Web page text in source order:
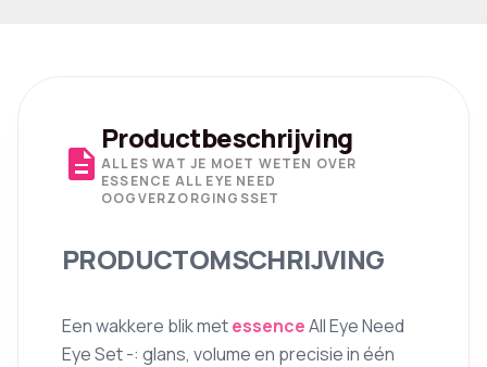
description
Productbeschrijving
ALLES WAT JE MOET WETEN OVER
ESSENCE ALL EYE NEED
OOGVERZORGINGSSET
PRODUCTOMSCHRIJVING
Een wakkere blik metessenceAll Eye Need
Eye Set -: glans, volume en precisie in één